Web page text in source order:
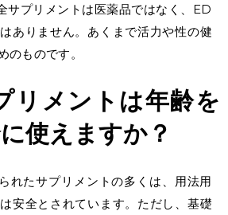
サプリメントは医薬品ではなく、ED
ありません。あくまで活力や性の健
のものです。
リメントは年齢を
使えますか？
れたサプリメントの多くは、用法用
安全とされています。ただし、基礎